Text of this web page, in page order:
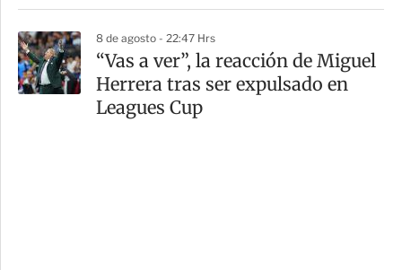
8 de agosto - 22:47 Hrs
“Vas a ver”, la reacción de Miguel
Herrera tras ser expulsado en
Leagues Cup